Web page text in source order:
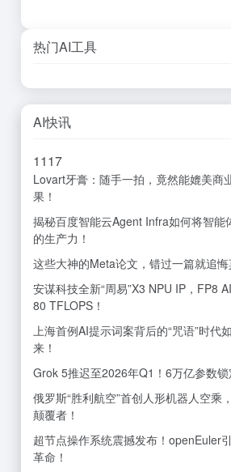
热门AI工具
AI快讯
1117
Lovart牙膏：随手一拍，竟然能媲美商
果！
揭秘百度智能云Agent Infra如何将智能
的生产力！
这些大神的Meta论文，错过一篇就追悔
安谋科技全新“周易”X3 NPU IP，FP8
80 TFLOPS！
上海首例AI提示词案背后的“咒语”时代
来！
Grok 5推迟至2026年Q1！6万亿参数锁
俄罗斯“胜利航空”首创人形机器人空乘
颠覆者！
超节点操作系统震撼发布！openEuler
革命！